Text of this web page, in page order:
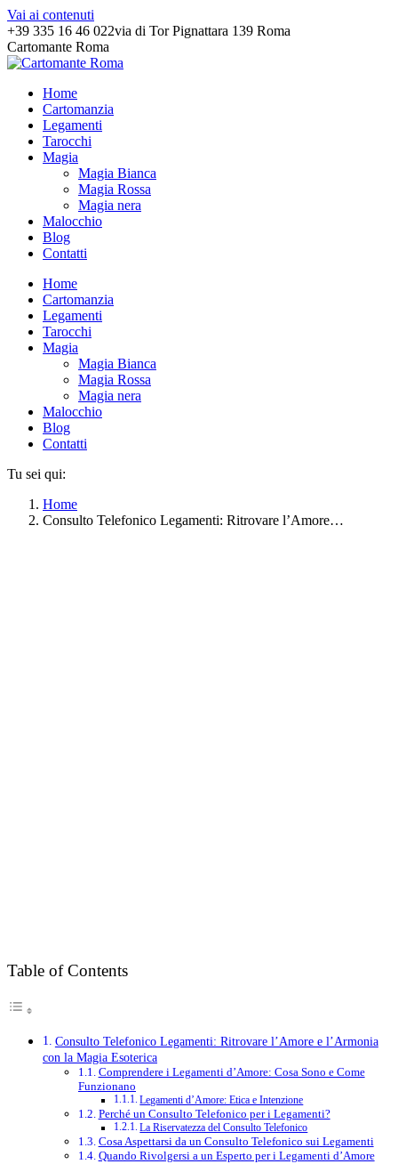
Vai ai contenuti
+39 335 16 46 022via di Tor Pignattara 139 Roma
Cartomante Roma
Home
Cartomanzia
Legamenti
Tarocchi
Magia
Magia Bianca
Magia Rossa
Magia nera
Malocchio
Blog
Contatti
Home
Cartomanzia
Legamenti
Tarocchi
Magia
Magia Bianca
Magia Rossa
Magia nera
Malocchio
Blog
Contatti
Tu sei qui:
Home
Consulto Telefonico Legamenti: Ritrovare l’Amore…
Table of Contents
Consulto Telefonico Legamenti: Ritrovare l’Amore e l’Armonia
con la Magia Esoterica
Comprendere i Legamenti d’Amore: Cosa Sono e Come
Funzionano
Legamenti d’Amore: Etica e Intenzione
Perché un Consulto Telefonico per i Legamenti?
La Riservatezza del Consulto Telefonico
Cosa Aspettarsi da un Consulto Telefonico sui Legamenti
Quando Rivolgersi a un Esperto per i Legamenti d’Amore